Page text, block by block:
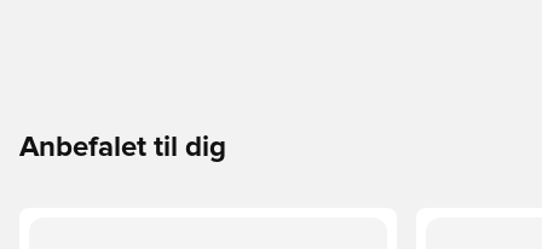
Anbefalet til dig